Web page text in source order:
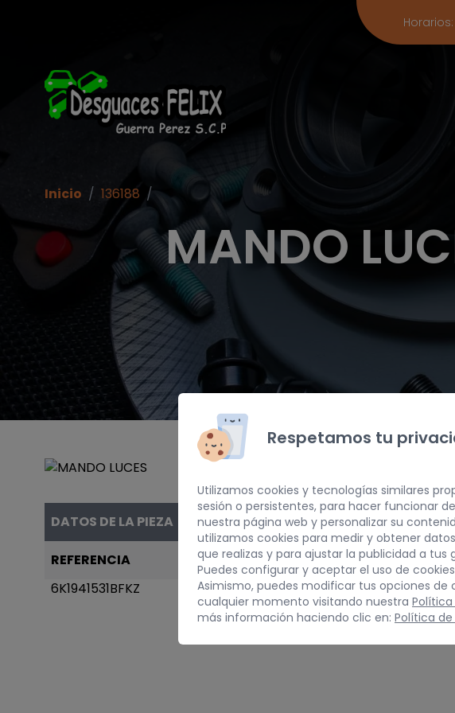
MANDO
Inicio / 136188 /
DATOS DE LA PIEZA
REFERENCIA
6K1941531BFKZ
AÑO
1998
Respetamos tu
Utilizamos cookies y tecnologías similares
sesión o persistentes, para hacer funcionar
nuestra página web y personalizar su
utilizamos cookies para medir y obtener
que realizas y para ajustar la publicidad a tus
Puedes configurar y aceptar el uso de
Asimismo, puedes modificar tus opciones de
cualquier momento visitando nuestra Política
más información haciendo clic en: Política